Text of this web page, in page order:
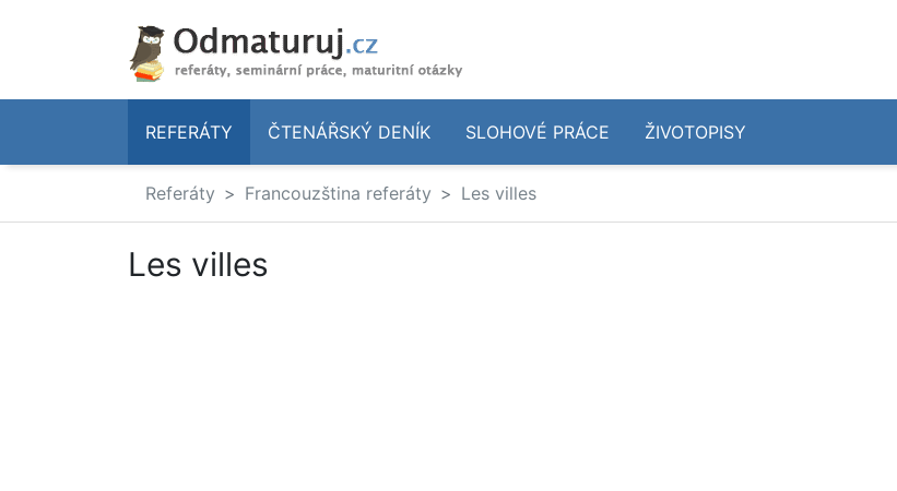
REFERÁTY ČTENÁŘSKÝ DENÍK SLOHOVÉ PRÁCE ŽIVOTOPISY
Referáty Francouzština referáty Les villes
Les villes